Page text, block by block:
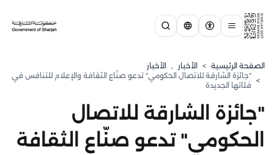
الصفحة الرئيسية > الأخبار , الأخبار
>
"جائزة الشارقة للاتصال الحكومي" تدعو صنّاع الثقافة والإعلام للتنافس في
فئاتها الجديدة
"جائزة الشارقة للاتصال
الحكومي" تدعو صنّاع الثقافة